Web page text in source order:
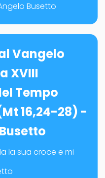
Busetto
Vangelo
XVIII
Tempo
16,24-28) -
la sua croce e mi